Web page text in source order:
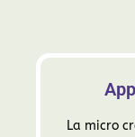
La micro